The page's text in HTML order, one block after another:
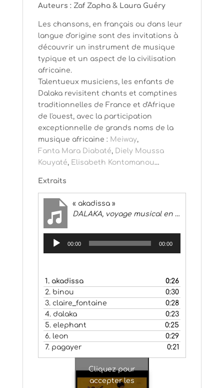
Auteurs : Zaf Zapha & Laura Guéry
Les chansons, en français ou dans leur
langue d'origine sont des invitations à
découvrir un instrument de musique
typique et un aspect de la civilisation
africaine.
Talentueux musiciens, les enfants de
Dalaka revisitent chants et comptines
traditionnelles de France et d'Afrique
de l'ouest, avec la participation
exceptionnelle de grands noms de la
musique africaine : Meiway,
Fanta Mara Diabaté,
Diely Moussa
Kouyaté, Elisabeth Kontomanou…
Extraits
« akadissa »
DALAKA, voyage musical en Afrique de l’ouest
Lecteur
audio
00:00 00:00
1. akadissa
0:26
2. binou
0:30
3. claire_fontaine
0:28
4. dalaka
0:23
5. elephant
0:25
6. leon
0:29
7. pagayer 0:21
Cliquez pour
accepter les